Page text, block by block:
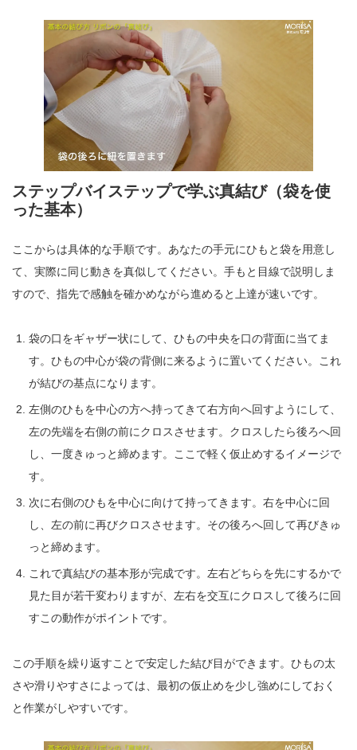
ステップバイステップで学ぶ真結び（袋を使
った基本）
ここからは具体的な手順です。あなたの手元にひもと袋を用意し
て、実際に同じ動きを真似してください。手もと目線で説明しま
すので、指先で感触を確かめながら進めると上達が速いです。
袋の口をギャザー状にして、ひもの中央を口の背面に当てま
す。ひもの中心が袋の背側に来るように置いてください。これ
が結びの基点になります。
左側のひもを中心の方へ持ってきて右方向へ回すようにして、
左の先端を右側の前にクロスさせます。クロスしたら後ろへ回
し、一度きゅっと締めます。ここで軽く仮止めするイメージで
す。
次に右側のひもを中心に向けて持ってきます。右を中心に回
し、左の前に再びクロスさせます。その後ろへ回して再びきゅ
っと締めます。
これで真結びの基本形が完成です。左右どちらを先にするかで
見た目が若干変わりますが、左右を交互にクロスして後ろに回
すこの動作がポイントです。
この手順を繰り返すことで安定した結び目ができます。ひもの太
さや滑りやすさによっては、最初の仮止めを少し強めにしておく
と作業がしやすいです。